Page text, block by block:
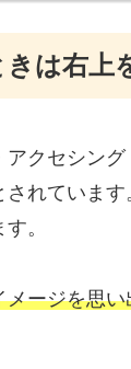
は右上
クセシン
れていま
。
ージを思